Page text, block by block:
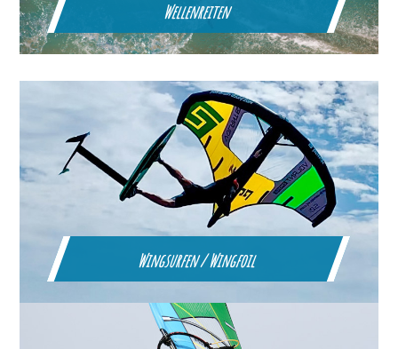
Wellenreiten
Wingsurfen / Wingfoil